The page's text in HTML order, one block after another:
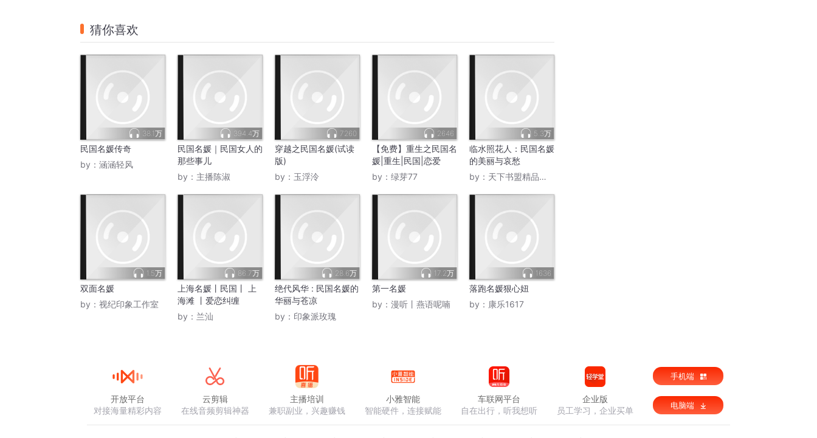
猜你喜欢
38.1万
民国名媛传奇
by： 涵涵轻风
394.4万
民国名媛｜民国女人的
那些事儿
by： 主播陈淑
7260
穿越之民国名媛(试读
版)
by： 玉浮泠
2646
【免费】重生之民国名
媛|重生|民国|恋爱
by： 绿芽77
5.3万
临水照花人：民国名媛
的美丽与哀愁
by： 天下书盟精品图书
1.5万
双面名媛
by： 视纪印象工作室
86.7万
上海名媛丨民国丨 上
海滩 丨爱恋纠缠
by： 兰汕
28.6万
绝代风华 : 民国名媛的
华丽与苍凉
by： 印象派玫瑰
17.2万
第一名媛
by： 漫听丨燕语呢喃
1636
落跑名媛狠心妞
by： 康乐1617
开放平台
对接海量精彩内容
云剪辑
在线音频剪辑神器
主播培训
兼职副业，兴趣赚钱
小雅智能
智能硬件，连接赋能
车联网平台
自在出行，听我想听
企业版
员工学习，企业买单
手机端
电脑端